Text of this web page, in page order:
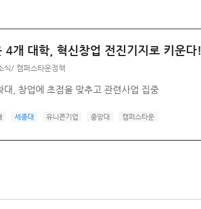
4개 대학, 혁신창업 전진기지로 키운다!
식/ 캠퍼스타운정책
대, 창업에 초점을 맞추고 관련사업 집중
세종대 유니콘기업 중앙대 캠퍼스타운